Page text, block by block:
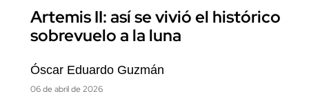
Artemis II: así se vivió el histórico
sobrevuelo a la luna
Óscar Eduardo Guzmán
06 de abril de 2026